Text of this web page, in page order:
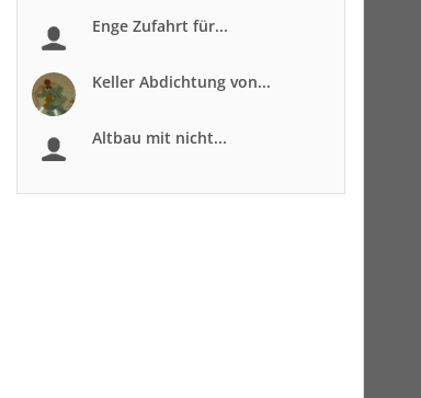
Enge Zufahrt für...
Keller Abdichtung von...
Altbau mit nicht...